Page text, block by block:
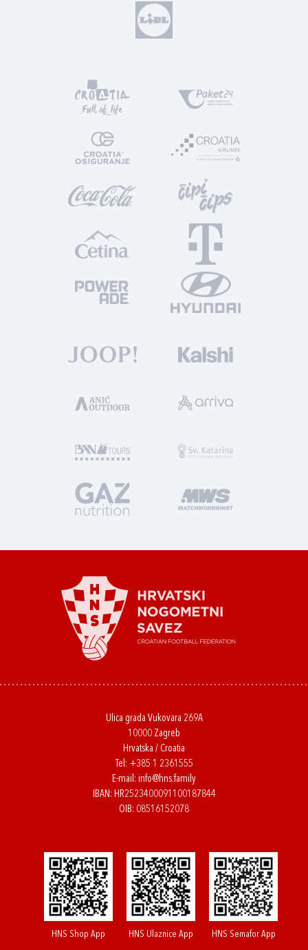
Ulica grada Vukovara 269A
10000 Zagreb
Hrvatska / Croatia
Tel: +385 1 2361555
E-mail: info@hns.family
IBAN: HR2523400091100187844
OIB: 08516152078
HNS Shop App HNS Ulaznice App HNS Semafor App